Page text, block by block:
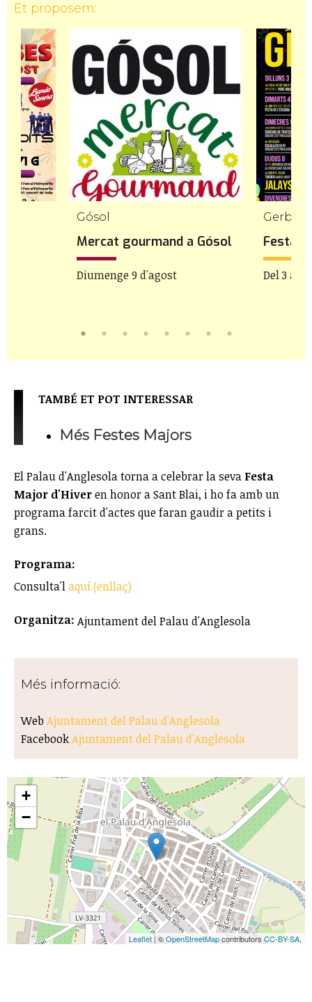
Et proposem:
Gósol
Mercat gourmand a Gósol
Diumenge 9 d'agost
Gerb
Festa
Del 3 al
TAMBÉ ET POT INTERESSAR
Més Festes Majors
El Palau d'Anglesola torna a celebrar la seva Festa
Major d'Hiveren honor a Sant Blai, i ho fa amb un
programa farcit d'actes que faran gaudir a petits i
grans.
Programa:
Consulta'laquí (enllaç)
Organitza: Ajuntament del Palau d'Anglesola
Més informació:
Web Ajuntament del Palau d'Anglesola
FacebookAjuntament del Palau d'Anglesola
+
−
Leaflet| ©OpenStreetMapcontributorsCC-BY-SA,